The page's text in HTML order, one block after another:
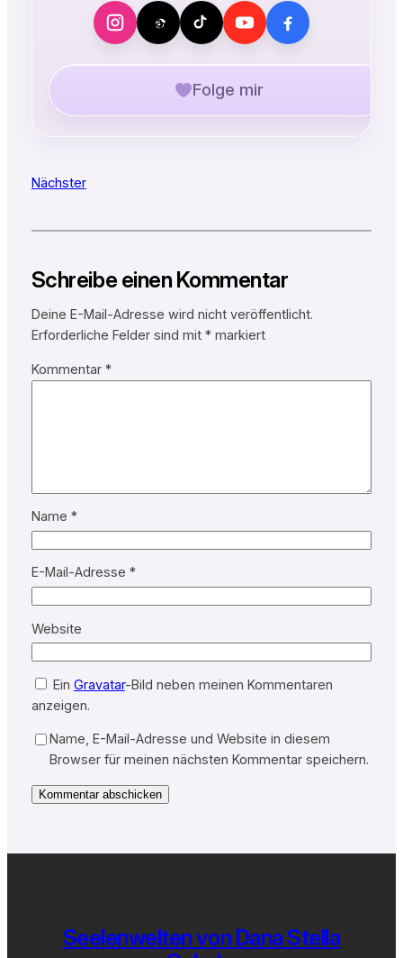
Folge mir
Nächster
Schreibe einen Kommentar
Deine E-Mail-Adresse wird nicht veröffentlicht.
Erforderliche Felder sind mit *markiert
Kommentar *
Name *
E-Mail-Adresse *
Website
Ein Gravatar-Bild neben meinen Kommentaren
anzeigen.
Name, E-Mail-Adresse und Website in diesem
Browser für meinen nächsten Kommentar speichern.
Seelenwelten von Dana Stella